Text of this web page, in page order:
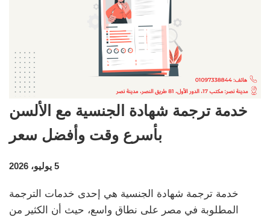
خدمة ترجمة شهادة الجنسية مع الألسن
بأسرع وقت وأفضل سعر
5 يوليو، 2026
خدمة ترجمة شهادة الجنسية هي إحدى خدمات الترجمة
المطلوبة في مصر على نطاق واسع، حيث أن الكثير من